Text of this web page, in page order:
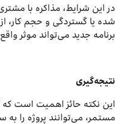
در این شرایط، مذاکره با
شده یا گستردگی و حجم کار،
برنامه جدید می‌تواند موثر
نتیجه‌گیری
این نکته حائز اهمیت است که
مستمر، می‌توانند پروژه را